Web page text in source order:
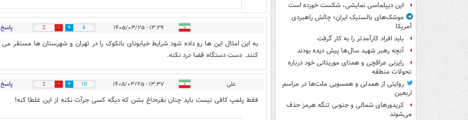
این دیپلماسی نمایشی، شکست خورده است
موشک‌های بالستیک ایران؛ چالش راهبردی
آمریکا
باید افراد کارآمدتر را به کار گرفت
آنچه رهبر شهید سال‌ها پیش دیده بودند
رایزنی عراقچی و همتای موریتانی خود درباره
تحولات منطقه
روایتی از همدلی و همسویی ملت‌ها در مراسم
اربعین
کریدورهای شمالی و جنوبی تنگه هرمز حذف
می‌شوند
۱۳:۲۹ - ۱۴۰۵/۰۳/۲۵ 6
2 پاسخ
به این امثال این ها رو داده شود شرایط خیابونای بانکوک را در تهران و شهرستان ها مستقر می
کنند. دست دستگاه قضا درد نکنه.
علی ۱۳:۳۷ - ۱۴۰۵/۰۳/۲۵ 10
2 پاسخ
فقط پلمپ کافی نیست باید چنان نقره‌داغ بشن که دیگه کسی جرآت نکنه از این غلطا کنه!